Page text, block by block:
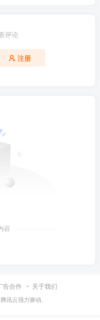
评论
注册
容
告合作 关于我们
腾讯云强力驱动.